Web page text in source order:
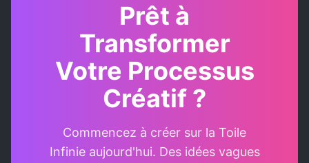
Prêt à
Transformer
Votre Processus
Créatif ?
Commencez à créer sur la Toile
Infinie aujourd'hui. Des idées vagues